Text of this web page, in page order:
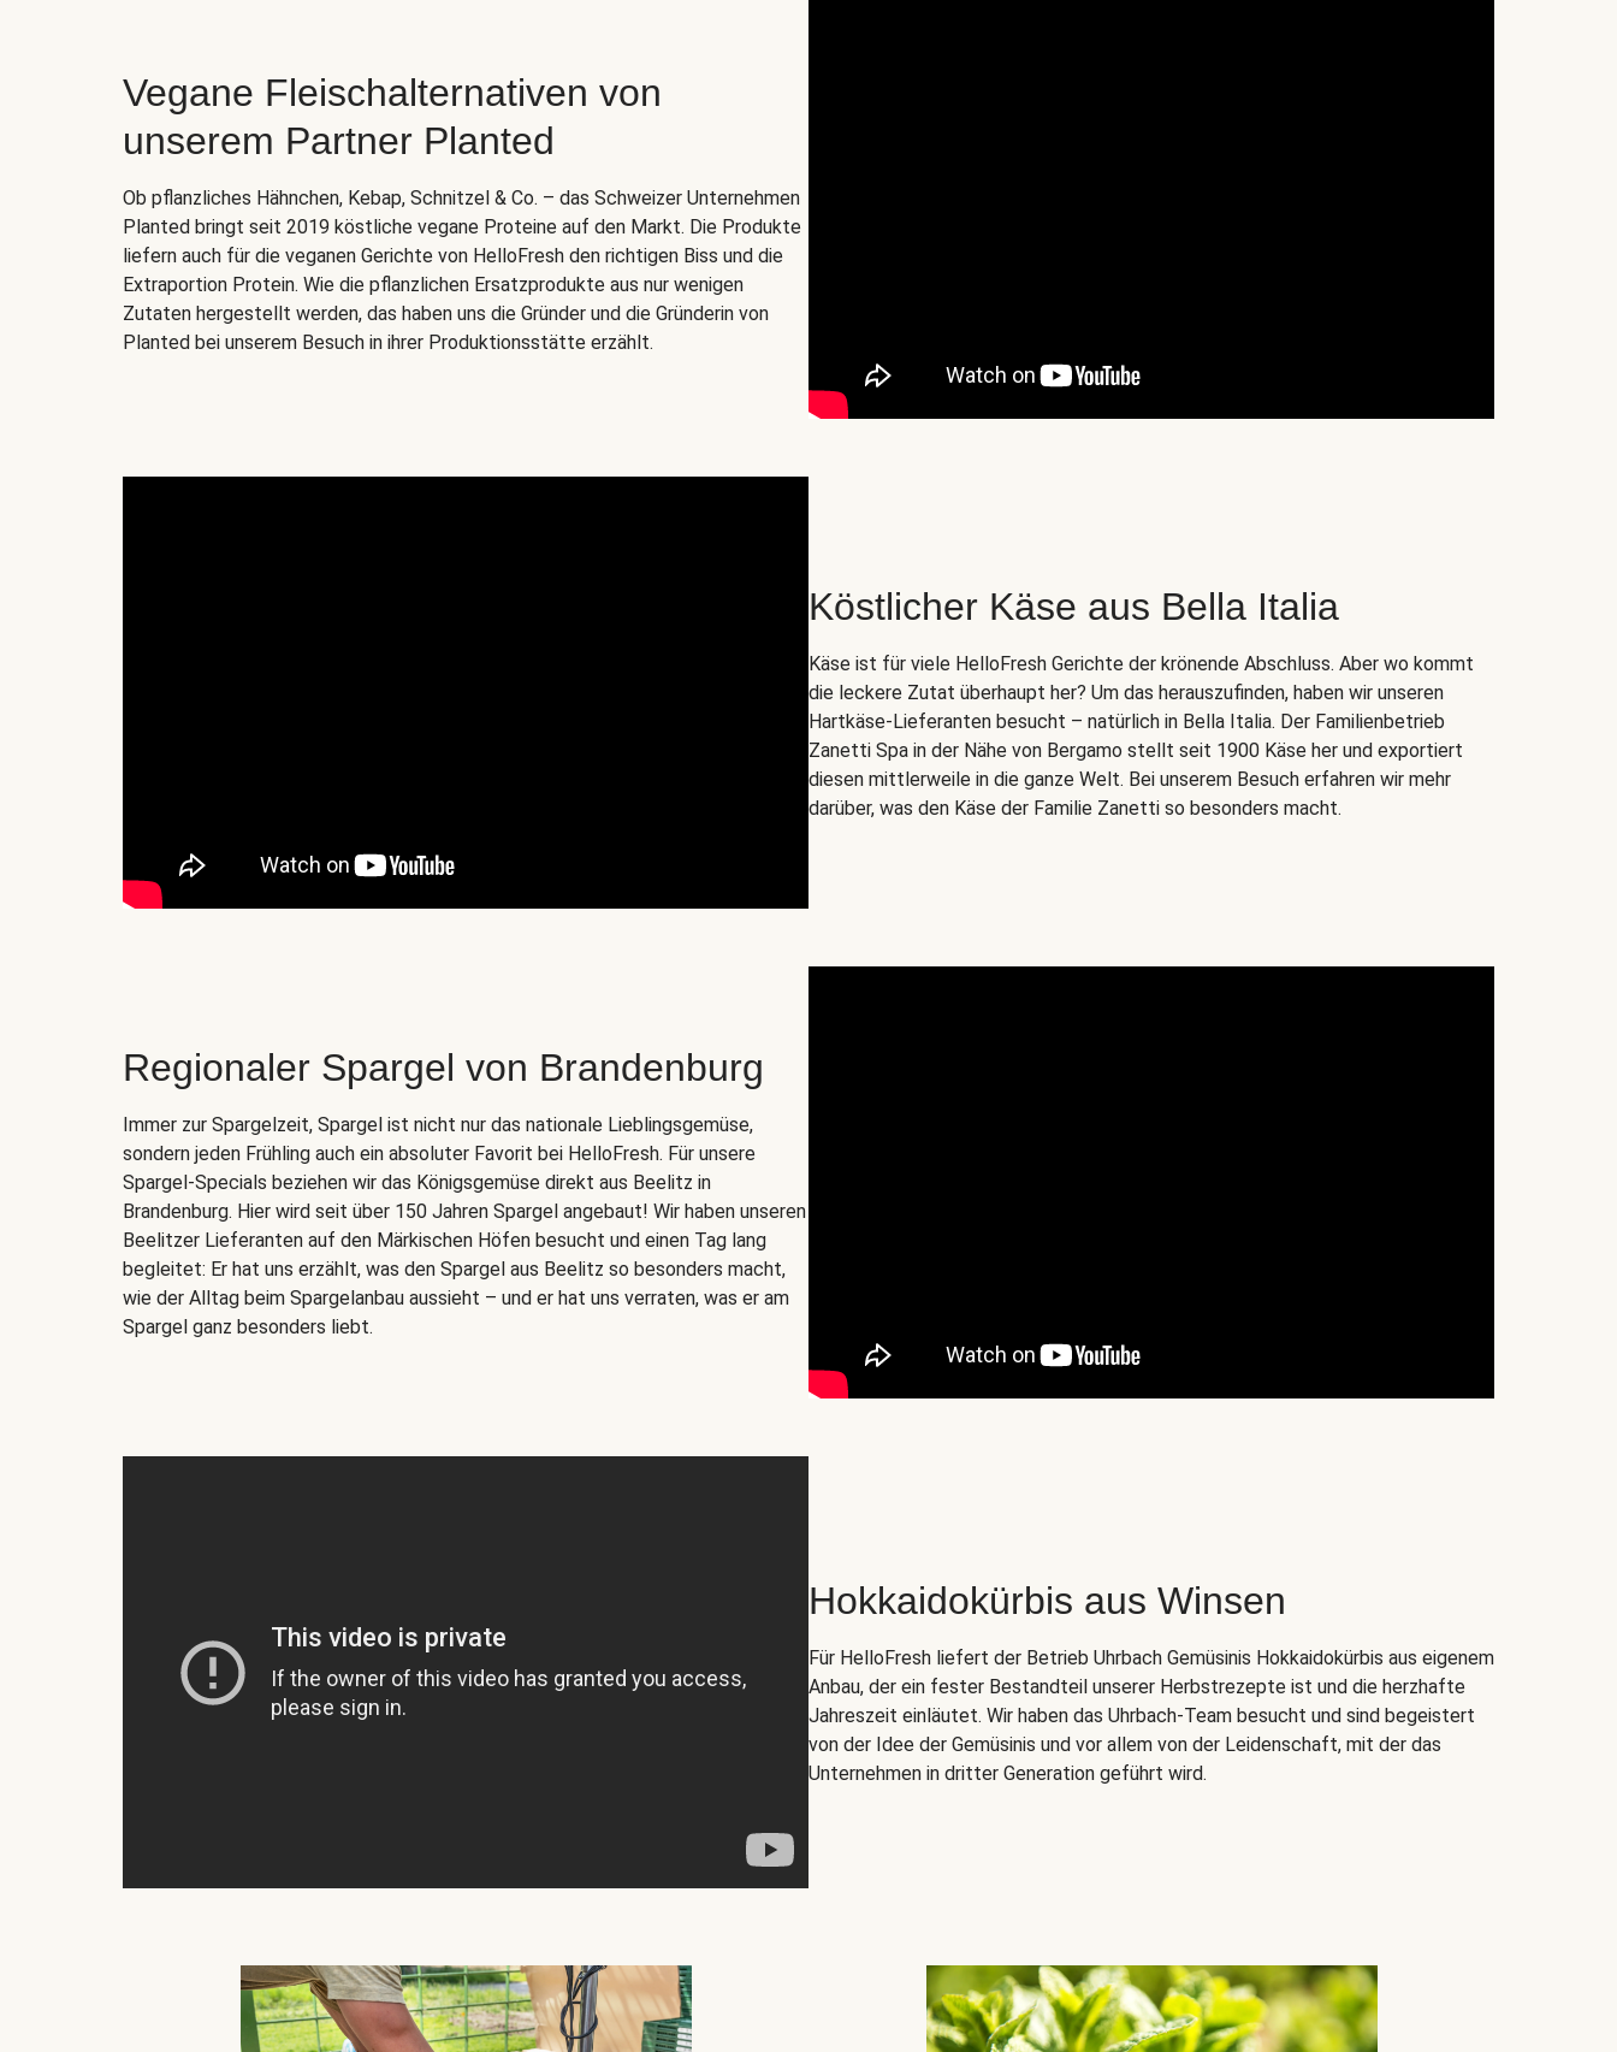
Vegane Fleischalternativen von
unserem Partner Planted
Ob pflanzliches Hähnchen, Kebap, Schnitzel & Co. – das Schweizer Unternehmen
Planted bringt seit 2019 köstliche vegane Proteine auf den Markt. Die Produkte
liefern auch für die veganen Gerichte von HelloFresh den richtigen Biss und die
Extraportion Protein. Wie die pflanzlichen Ersatzprodukte aus nur wenigen
Zutaten hergestellt werden, das haben uns die Gründer und die Gründerin von
Planted bei unserem Besuch in ihrer Produktionsstätte erzählt.
Köstlicher Käse aus Bella Italia
Käse ist für viele HelloFresh Gerichte der krönende Abschluss. Aber wo kommt
die leckere Zutat überhaupt her? Um das herauszufinden, haben wir unseren
Hartkäse-Lieferanten besucht – natürlich in Bella Italia. Der Familienbetrieb
Zanetti Spa in der Nähe von Bergamo stellt seit 1900 Käse her und exportiert
diesen mittlerweile in die ganze Welt. Bei unserem Besuch erfahren wir mehr
darüber, was den Käse der Familie Zanetti so besonders macht.
Regionaler Spargel von Brandenburg
Immer zur Spargelzeit, Spargel ist nicht nur das nationale Lieblingsgemüse,
sondern jeden Frühling auch ein absoluter Favorit bei HelloFresh. Für unsere
Spargel-Specials beziehen wir das Königsgemüse direkt aus Beelitz in
Brandenburg. Hier wird seit über 150 Jahren Spargel angebaut! Wir haben unseren
Beelitzer Lieferanten auf den Märkischen Höfen besucht und einen Tag lang
begleitet: Er hat uns erzählt, was den Spargel aus Beelitz so besonders macht,
wie der Alltag beim Spargelanbau aussieht – und er hat uns verraten, was er am
Spargel ganz besonders liebt.
Hokkaidokürbis aus Winsen
Für HelloFresh liefert der Betrieb Uhrbach Gemüsinis Hokkaidokürbis aus eigenem
Anbau, der ein fester Bestandteil unserer Herbstrezepte ist und die herzhafte
Jahreszeit einläutet. Wir haben das Uhrbach-Team besucht und sind begeistert
von der Idee der Gemüsinis und vor allem von der Leidenschaft, mit der das
Unternehmen in dritter Generation geführt wird.